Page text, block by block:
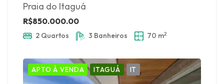
Praia do Itaguá
R$850.000.00
2 Quartos 3 Banheiros 70 m2
APTO À VENDA ITAGUÁ IT